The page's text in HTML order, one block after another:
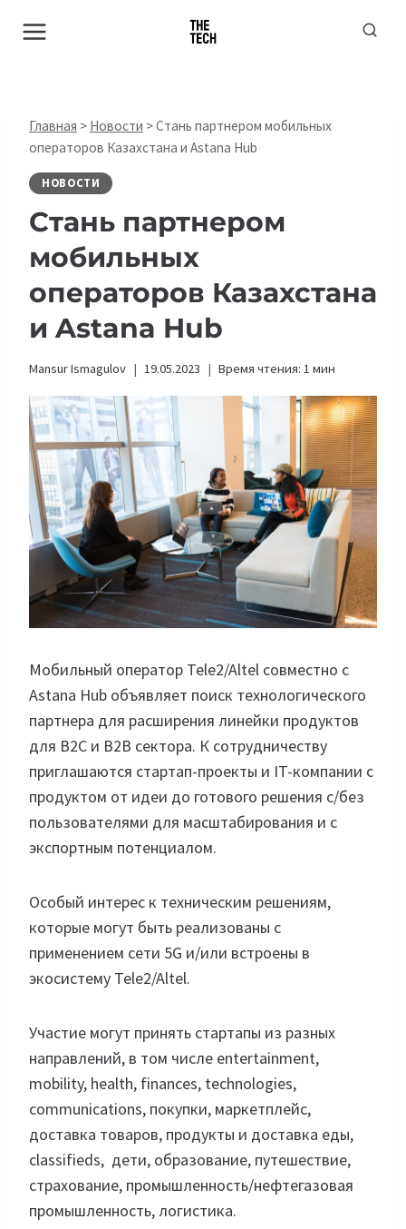
Главная > Новости >Стань партнером мобильных
операторов Казахстана и Astana Hub
НОВОСТИ
Стань партнером
мобильных
операторов Казахстана
и Astana Hub
Mansur Ismagulov 19.05.2023 Время чтения: 1 мин
Мобильный оператор Tele2/Altel совместно с
Astana Hub объявляет поиск технологического
партнера для расширения линейки продуктов
для B2C и B2B сектора. К сотрудничеству
приглашаются стартап-проекты и IT-компании с
продуктом от идеи до готового решения с/без
пользователями для масштабирования и с
экспортным потенциалом.
Особый интерес к техническим решениям,
которые могут быть реализованы с
применением сети 5G и/или встроены в
экосистему Tele2/Altel.
Участие могут принять стартапы из разных
направлений, в том числе entertainment,
mobility, health, finances, technologies,
communications, покупки, маркетплейс,
доставка товаров, продукты и доставка еды,
classifieds, дети, образование, путешествие,
страхование, промышленность/нефтегазовая
промышленность, логистика.